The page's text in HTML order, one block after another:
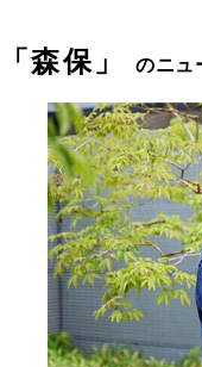
「森保 」のニュ